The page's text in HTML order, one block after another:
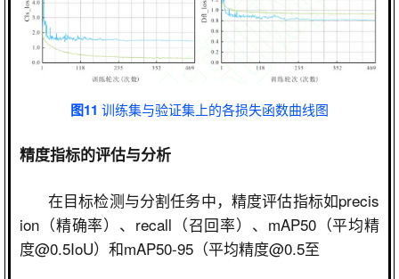
图11 训练集与验证集上的各损失函数曲线图
精度指标的评估与分析
在目标检测与分割任务中，精度评估指标如precis
ion （精确率）、 recall （召回率）、 mAP50（平均精
度@0.5IoU）和mAP50-95 （平均精度@0.5至